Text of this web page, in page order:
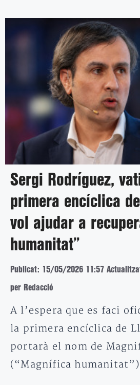
Sergi Rodríguez,
primera encíclica
vol ajudar a
humanitat”
Publicat: 15/05/2026 11:57
per Redacció
A l’espera que es faci
la primera encíclica de
portarà el nom de
(“Magnífica